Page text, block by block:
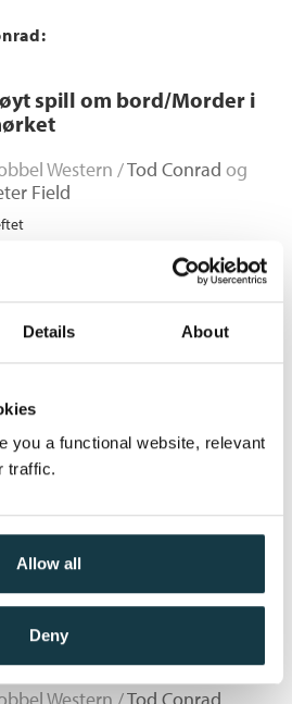
Details About
you a functional website, relevant
traffic.
Allow all
Deny
256
Hire
spill om bord/Morder i
Western /Tod Conrad og
Field
i fåreklær/Med løkken
Western /Tod Conradog
A. Fox
dagers frist/Fryktens
Western /Tod Conrad